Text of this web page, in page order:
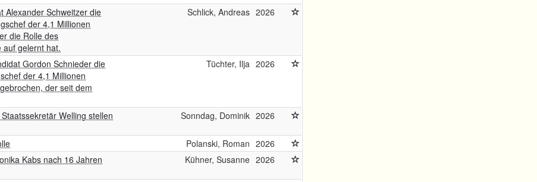
Alexander Schweitzer die
der 4,1 Millionen
die Rolle des
auf gelernt hat.
Schlick, Andreas 2026
Gordon Schnieder die
der 4,1 Millionen
der seit dem
Tüchter, Ilja 2026
Welling stellen
Sonndag, Dominik 2026
Polanski, Roman 2026
Kabs nach 16 Jahren
Kühner, Susanne 2026